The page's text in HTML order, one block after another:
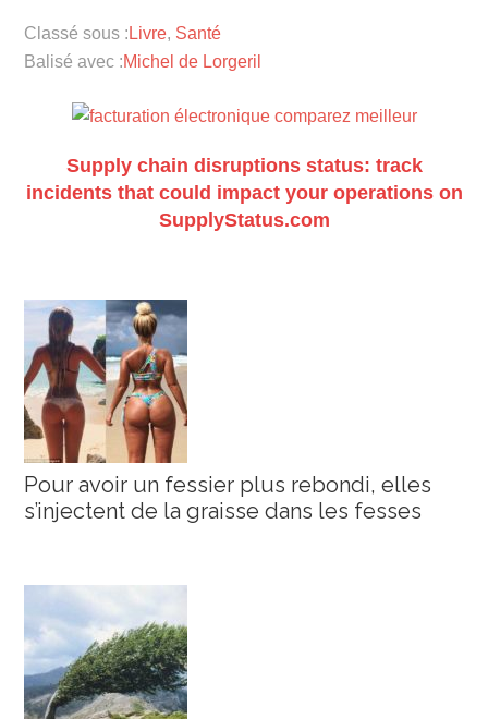
Classé sous : Livre, Santé
Balisé avec :Michel de Lorgeril
Supply chain disruptions status: track
incidents that could impact your operations on
SupplyStatus.com
Pour avoir un fessier plus rebondi, elles
s’injectent de la graisse dans les fesses